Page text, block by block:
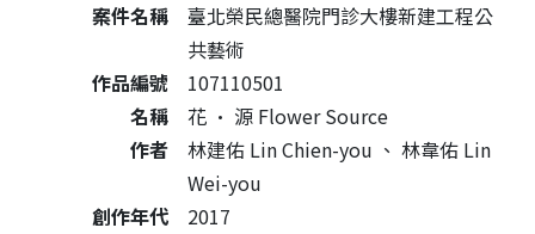
案件名稱
臺北榮民總醫院門診大樓新建工程公
共藝術
作品編號
107110501
名稱
花 • 源 Flower Source
作者
林建佑 Lin Chien-you 、 林韋佑 Lin
Wei-you
創作年代
2017